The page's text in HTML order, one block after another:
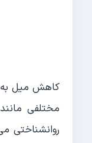
کاهش میل به
مختلفی
روانشناختی